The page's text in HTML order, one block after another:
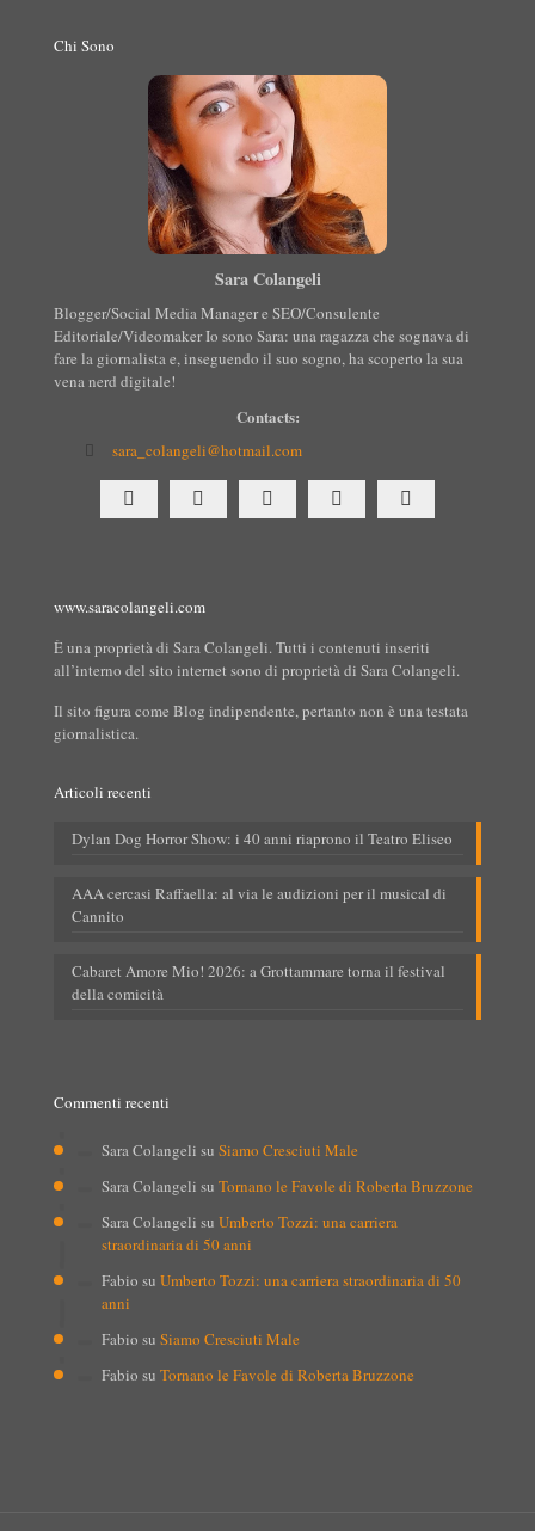
Chi Sono
Sara Colangeli
Blogger/Social Media Manager e SEO/Consulente
Editoriale/Videomaker Io sono Sara: una ragazza che sognava di
fare la giornalista e, inseguendo il suo sogno, ha scoperto la sua
vena nerd digitale!
Contacts:
sara_colangeli@hotmail.com
www.saracolangeli.com
È una proprietà di Sara Colangeli. Tutti i contenuti inseriti
all’interno del sito internet sono di proprietà di Sara Colangeli.
Il sito figura come Blog indipendente, pertanto non è una testata
giornalistica.
Articoli recenti
Dylan Dog Horror Show: i 40 anni riaprono il Teatro Eliseo
AAA cercasi Raffaella: al via le audizioni per il musical di
Cannito
Cabaret Amore Mio! 2026: a Grottammare torna il festival
della comicità
Commenti recenti
Sara Colangeli su Siamo Cresciuti Male
Sara Colangeli su Tornano le Favole di Roberta Bruzzone
Sara Colangeli su Umberto Tozzi: una carriera
straordinaria di 50 anni
Fabio su Umberto Tozzi: una carriera straordinaria di 50
anni
Fabio su Siamo Cresciuti Male
Fabio su Tornano le Favole di Roberta Bruzzone